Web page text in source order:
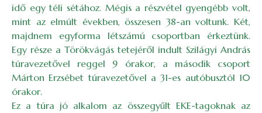
idő egy téli sétához. Mégis a részvétel gyengébb volt,
mint az elmúlt években, összesen 38-an voltunk. Két,
majdnem egyforma létszámú csoportban érkeztünk.
Egy része a Törökvágás tetejéről indult Szilágyi András
túravezetővel reggel 9 órakor, a második csoport
Márton Erzsébet túravezetővel a 31-es autóbusztól 10
órakor.
Ez a túra jó alkalom az összegyűlt EKE-tagoknak az